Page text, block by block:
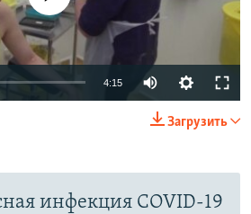
270p 360p 404p
4:15
270p
404p
1080p
Загрузить
инфекция COVID-19